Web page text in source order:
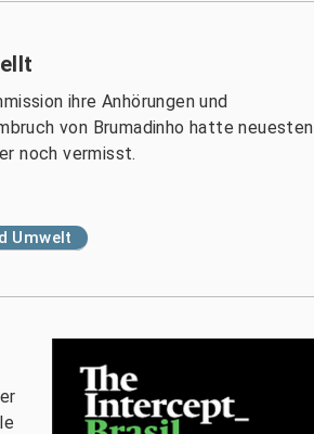
ihre Anhörungen und
von Brumadinho hatte neuesten
noch vermisst.
Umwelt